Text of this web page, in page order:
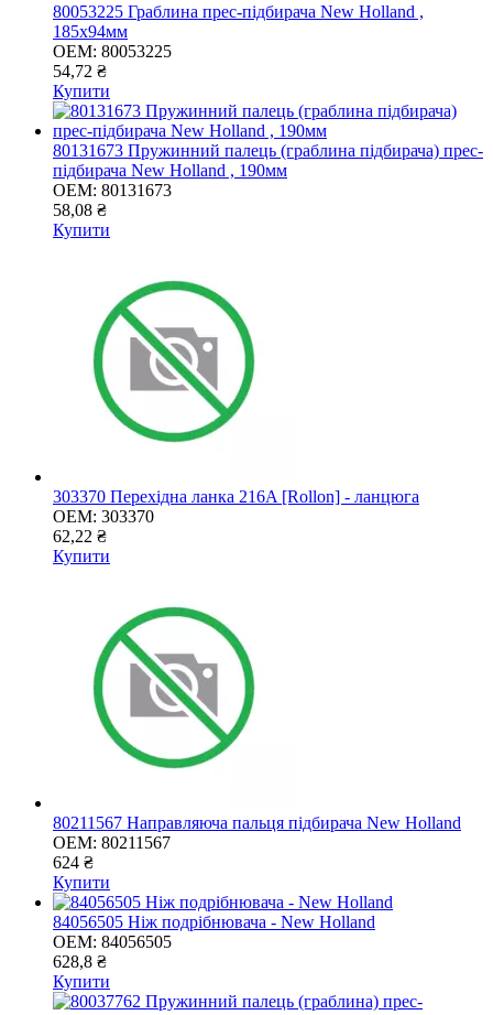
80053225 Граблина прес-підбирача New Holland ,
185x94мм
OEM: 80053225
54,72 ₴
Купити
80131673 Пружинний палець (граблина підбирача) прес-
підбирача New Holland , 190мм
OEM: 80131673
58,08 ₴
Купити
303370 Перехідна ланка 216A [Rollon] - ланцюга
OEM: 303370
62,22 ₴
Купити
80211567 Направляюча пальця підбирача New Holland
OEM: 80211567
624 ₴
Купити
84056505 Ніж подрібнювача - New Holland
OEM: 84056505
628,8 ₴
Купити